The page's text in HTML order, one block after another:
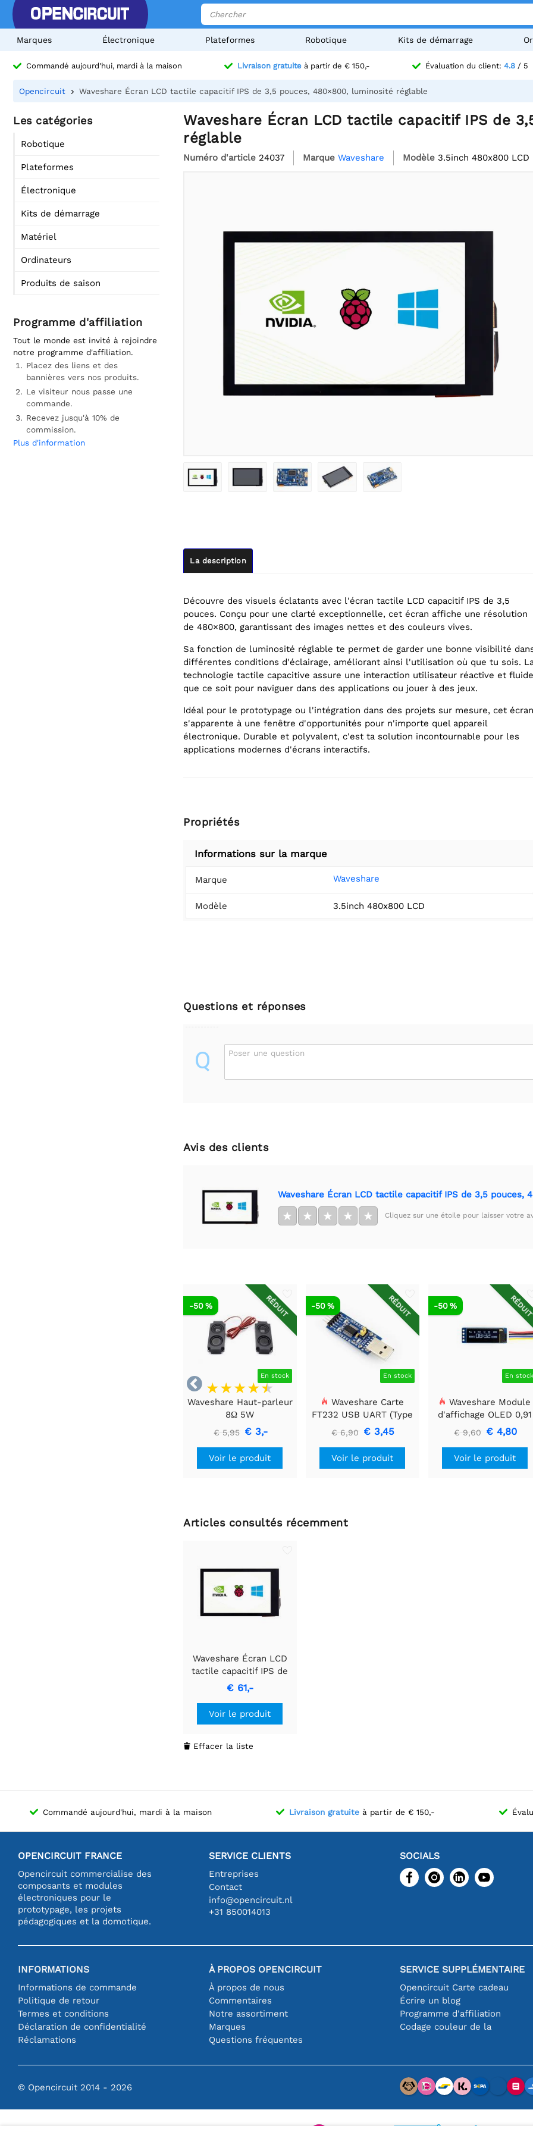
Marques Électronique Plateformes Robotique Kits de démarrage
Commandé aujourd'hui, mardi à la maison Livraison gratuite à partir de € 150,- Évaluation du client: 4.8 / 5
Opencircuit Waveshare Écran LCD tactile capacitif IPS de 3,5 pouces, 480×800, luminosité réglable
Les catégories
Robotique
Plateformes
Électronique
Kits de démarrage
Matériel
Ordinateurs
Produits de saison
Programme d'affiliation
Tout le monde est invité à rejoindre
notre programme d'affiliation.
Placez des liens et des
bannières vers nos produits.
Le visiteur nous passe une
commande.
Recevez jusqu'à 10% de
commission.
Plus d'information
Waveshare Écran LCD tactile capacitif IPS de
réglable
Numéro d'article 24037 Marque Waveshare Modèle 3.5inch 480x800 LCD
La description
Découvre des visuels éclatants avec l'écran tactile LCD capacitif IPS de 3,5
pouces. Conçu pour une clarté exceptionnelle, cet écran affiche une résolution
de 480×800, garantissant des images nettes et des couleurs vives.
Sa fonction de luminosité réglable te permet de garder une bonne visibilité
différentes conditions d'éclairage, améliorant ainsi l'utilisation où que tu sois.
technologie tactile capacitive assure une interaction utilisateur réactive et
que ce soit pour naviguer dans des applications ou jouer à des jeux.
Idéal pour le prototypage ou l'intégration dans des projets sur mesure, cet écran
s'apparente à une fenêtre d'opportunités pour n'importe quel appareil
électronique. Durable et polyvalent, c'est ta solution incontournable pour les
applications modernes d'écrans interactifs.
Propriétés
Informations sur la marque
Marque Waveshare
Modèle 3.5inch 480x800 LCD
Questions et réponses
Q Poser une question
Avis des clients
Waveshare Écran LCD tactile capacitif IPS de 3,5 pouces,
★ ★ ★ ★ ★ Cliquez sur une étoile pour laisser votre

RÉDUIT
En stock
-50 %
Waveshare Haut-parleur
8Ω 5W
€ 5,95 € 3,-
Voir le produit
RÉDUIT
En stock
-50 %
Waveshare Carte
FT232 USB UART (Type
A), Module de
communication USB
vers TTL (UART)
€ 6,90 € 3,45
Voir le produit
En stock
-50 %
Waveshare Module
d'affichage OLED 0,91
pouces, 128x32, Général
€ 9,60 € 4,80
Voir le produit
Articles consultés récemment
Waveshare Écran LCD
tactile capacitif IPS de
3,5 pouces, 480×800,
luminosité réglable
€ 61,-
Voir le produit
 Effacer la liste
Commandé aujourd'hui, mardi à la maison Livraison gratuite à partir de € 150,-
OPENCIRCUIT FRANCE
Opencircuit commercialise des
composants et modules
électroniques pour le
prototypage, les projets
pédagogiques et la domotique.
SERVICE CLIENTS
Entreprises
Contact
info@opencircuit.nl
+31 850014013
SOCIALS
INFORMATIONS
Informations de commande
Politique de retour
Termes et conditions
Déclaration de confidentialité
Réclamations
À PROPOS OPENCIRCUIT
À propos de nous
Commentaires
Notre assortiment
Marques
Questions fréquentes
SERVICE SUPPLÉMENTAIRE
Opencircuit Carte cadeau
Écrire un blog
Programme d'affiliation
Codage couleur de la
© Opencircuit 2014 - 2026